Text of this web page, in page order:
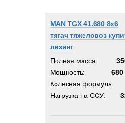
MAN TGХ 41.680 8x6
тягач тяжеловоз
лизинг
Полная масса:
Мощность:
680
Колёсная формула:
Нагрузка на ССУ: